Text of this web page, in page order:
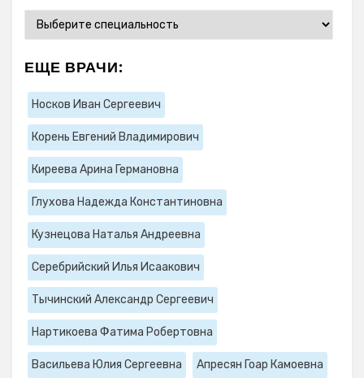
ЕЩЕ ВРАЧИ:
Носков Иван Сергеевич
Корень Евгений Владимирович
Киреева Арина Германовна
Глухова Надежда Константиновна
Кузнецова Наталья Андреевна
Серебрийский Илья Исаакович
Тычинский Александр Сергеевич
Нартикоева Фатима Робертовна
Васильева Юлия Сергеевна Апресян Гоар Камоевна